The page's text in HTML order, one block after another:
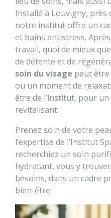
Installé à Louvigny, près
notre institut offre un
et bains antistress.
travail, quoi de mieux
de détente et de
soin du visage peut être
ou un moment de
être de l’institut, pour
revitalisant.
Prenez soin de votre
l’expertise de l’Institut
recherchiez un soin
hydratant, vous y
besoins, dans un cadre
bien-être.